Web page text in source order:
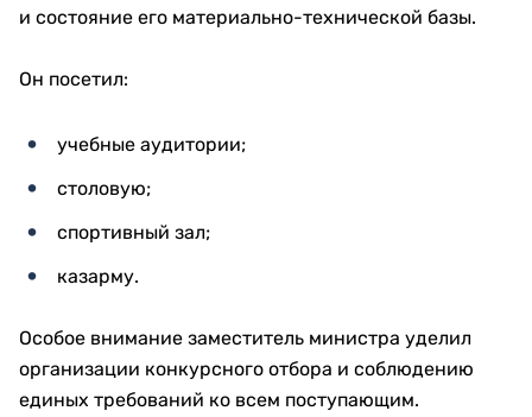
и состояние его материально-технической базы.
Он посетил:
учебные аудитории;
столовую;
спортивный зал;
казарму.
Особое внимание заместитель министра уделил
организации конкурсного отбора и соблюдению
единых требований ко всем поступающим.